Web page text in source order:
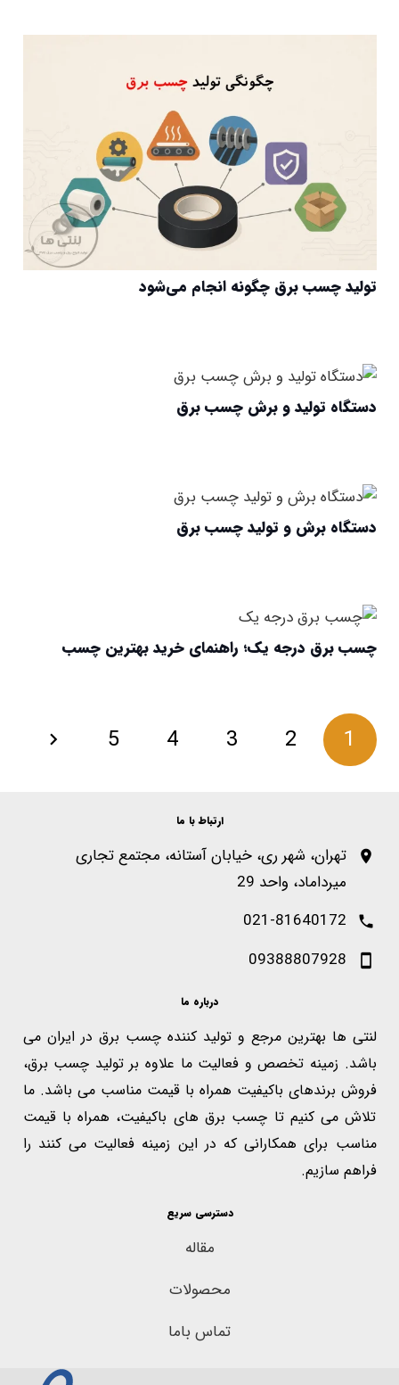
تولید چسب برق چگونه انجام می‌شود
دستگاه تولید و برش چسب برق
دستگاه برش و تولید چسب برق
چسب برق درجه یک؛ راهنمای خرید بهترین چسب
1
2
3
4
5
ارتباط با ما
تهران، شهر ری، خیابان آستانه، مجتمع تجاری
میرداماد، واحد 29
021-81640172
09388807928
درباره ما
لنتی ها بهترین مرجع و تولید کننده چسب برق در ایران می
باشد. زمینه تخصص و فعالیت ما علاوه بر تولید چسب برق،
فروش برندهای باکیفیت همراه با قیمت مناسب می باشد. ما
تلاش می کنیم تا چسب برق های باکیفیت، همراه با قیمت
مناسب برای همکارانی که در این زمینه فعالیت می کنند را
فراهم سازیم.
دسترسی سریع
مقاله
محصولات
تماس باما